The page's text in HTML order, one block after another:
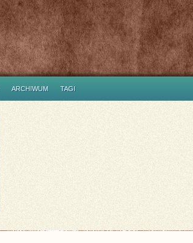
ARCHIWUM TAGI